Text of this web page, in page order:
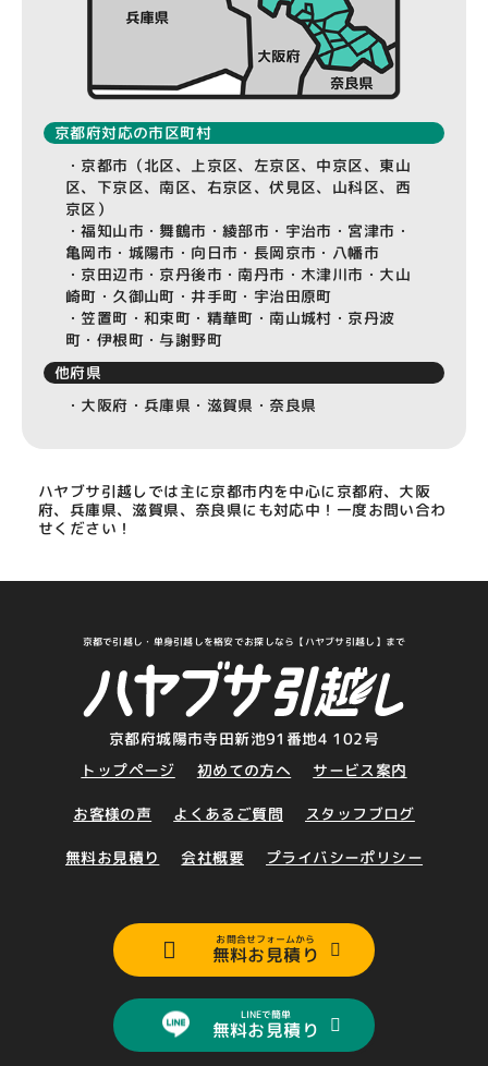
京都府対応の市区町村
・京都市（北区、上京区、左京区、中京区、東山
区、下京区、南区、右京区、伏見区、山科区、西
京区）
・福知山市・舞鶴市・綾部市・宇治市・宮津市・
亀岡市・城陽市・向日市・長岡京市・八幡市
・京田辺市・京丹後市・南丹市・木津川市・大山
崎町・久御山町・井手町・宇治田原町
・笠置町・和束町・精華町・南山城村・京丹波
町・伊根町・与謝野町
他府県
・大阪府・兵庫県・滋賀県・奈良県
ハヤブサ引越しでは主に京都市内を中心に京都府、大阪
府、兵庫県、滋賀県、奈良県にも対応中！ 一度お問い合わ
せください！
京都で引越し・単身引越しを格安でお探しなら【ハヤブサ引越し】まで
京都府城陽市寺田新池91番地4 102号
トップページ
初めての方へ サービス案内
お客様の声 よくあるご質問 スタッフブログ
無料お見積り 会社概要 プライバシーポリシー
お問合せフォームから
無料お見積り
LINEで簡単
無料お見積り